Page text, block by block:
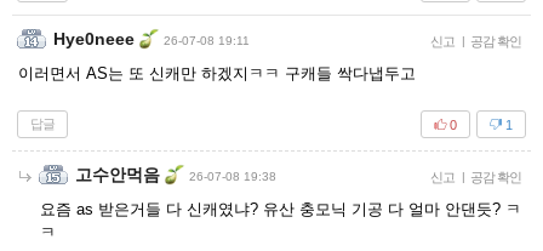
Hye0neee 26-07-08 19:11 신고 | 공감 확인
이러면서 AS는 또 신캐만 하겠지ㅋㅋ 구캐들 싹다냅두고
답글 1
0
고수안먹음 26-07-08 19:38 신고 | 공감 확인
요즘 as 받은거들 다 신캐였냐? 유산 충모닉 기공 다 얼마 안댄듯? ㅋ
ㅋ